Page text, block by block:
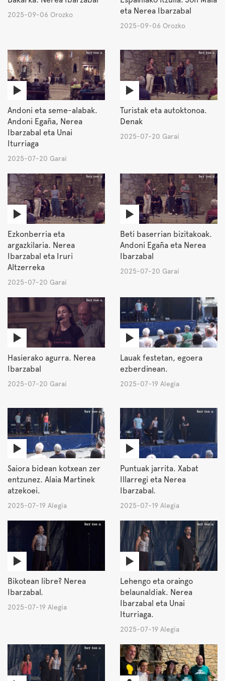
2025-09-06 Orozko
eta Nerea Ibarzabal
2025-09-06 Orozko
Andoni eta seme-alabak.
Andoni Egaña, Nerea
Ibarzabal eta Unai
Iturriaga
2025-07-20 Garai
Turistak eta autoktonoa.
Denak
2025-07-20 Garai
Ezkonberria eta
argazkilaria. Nerea
Ibarzabal eta Iruri
Altzerreka
2025-07-20 Garai
Beti baserrian bizitakoak.
Andoni Egaña eta Nerea
Ibarzabal
2025-07-20 Garai
Hasierako agurra. Nerea
Ibarzabal
2025-07-20 Garai
Lauak festetan, egoera
ezberdinean.
2025-07-19 Alegia
Saiora bidean kotxean zer
entzunez. Alaia Martinek
atzekoei.
2025-07-19 Alegia
Puntuak jarrita. Xabat
Illarregi eta Nerea
Ibarzabal.
2025-07-19 Alegia
Bikotean libre? Nerea
Ibarzabal.
2025-07-19 Alegia
Lehengo eta oraingo
belaunaldiak. Nerea
Ibarzabal eta Unai
Iturriaga.
2025-07-19 Alegia